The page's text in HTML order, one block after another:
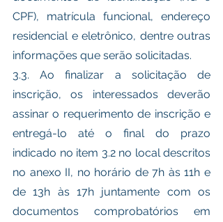
CPF), matrícula funcional, endereço
residencial e eletrônico, dentre outras
informações que serão solicitadas.
3.3. Ao finalizar a solicitação de
inscrição, os interessados deverão
assinar o requerimento de inscrição e
entregá-lo até o final do prazo
indicado no item 3.2 no local descritos
no anexo II, no horário de 7h às 11h e
de 13h às 17h juntamente com os
documentos comprobatórios em